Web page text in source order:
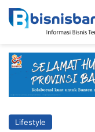
Lifestyle